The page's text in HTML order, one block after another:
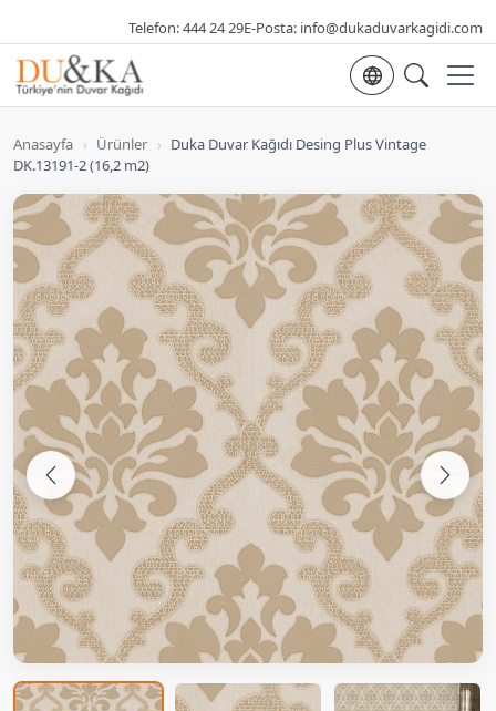
Telefon:444 24 29E-Posta: info@dukaduvarkagidi.com
Dil seçimi
Anasayfa › Ürünler › Duka Duvar Kağıdı Desing Plus Vintage
DK.13191-2 (16,2 m2)